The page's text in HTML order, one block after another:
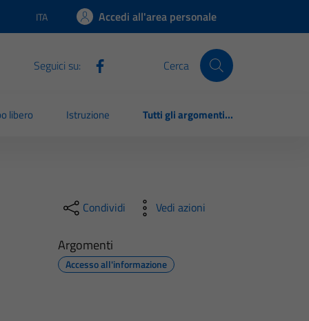
Lingua attiva:
ITA Accedi all'area personale
Seguici su: Cerca
libero Istruzione Tutti gli argomenti...
Condividi Vedi azioni
Argomenti
Accesso all'informazione